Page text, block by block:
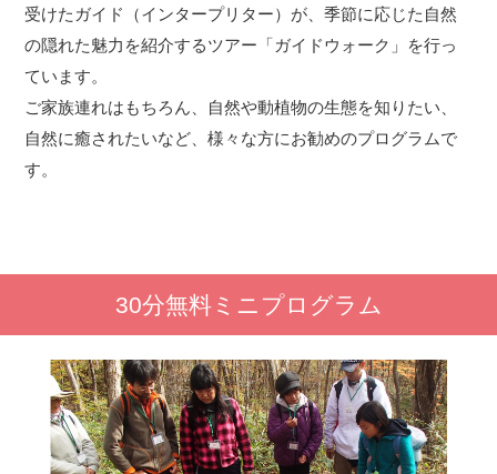
受けたガイド（インタープリター）が、季節に応じた自然
の隠れた魅力を紹介するツアー「ガイドウォーク」を行っ
ています。
ご家族連れはもちろん、自然や動植物の生態を知りたい、
自然に癒されたいなど、様々な方にお勧めのプログラムで
す。
30分無料ミニプログラム